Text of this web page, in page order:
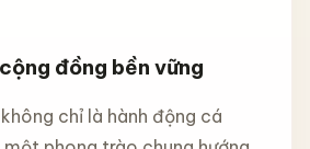
đồng bền vững
chỉ là hành động cá